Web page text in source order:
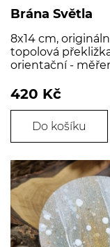
Brána Světla
8x14 cm,
topolová
orientační -
420 Kč
Do košíku